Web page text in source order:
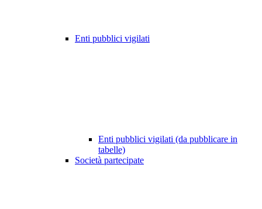
Enti pubblici vigilati
Enti pubblici vigilati (da pubblicare in
tabelle)
Società partecipate